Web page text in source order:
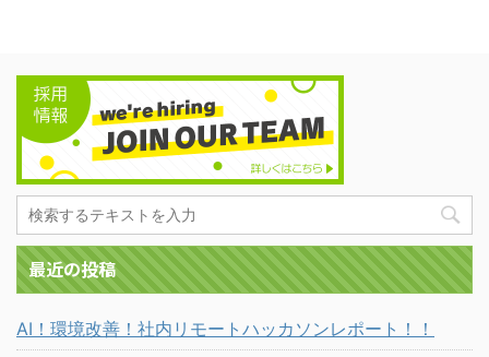
最近の投稿
AI！環境改善！社内リモートハッカソンレポート！！